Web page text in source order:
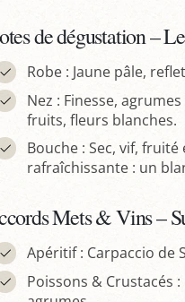
de dégustation –
Robe : Jaune pâle,
Nez : Finesse,
fruits, fleurs blanches.
Bouche : Sec, vif,
rafraîchissante : un
Mets & Vins –
Apéritif : Carpaccio de
Poissons & Crustacés